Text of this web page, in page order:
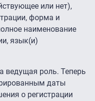
или нет),
форма и
наименование
язык(и)
ведущая роль. Теперь
даты
о регистрации